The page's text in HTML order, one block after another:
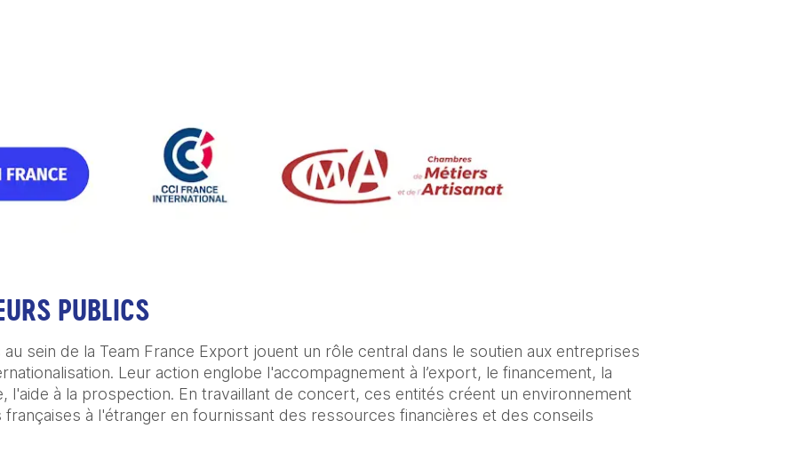
PUBLICS
sein de la Team France Export jouent un rôle central dans le soutien aux entreprises
Leur action englobe l'accompagnement à l’export, le financement, la
l'aide à la prospection. En travaillant de concert, ces entités créent un environnement
à l'étranger en fournissant des ressources financières et des conseils